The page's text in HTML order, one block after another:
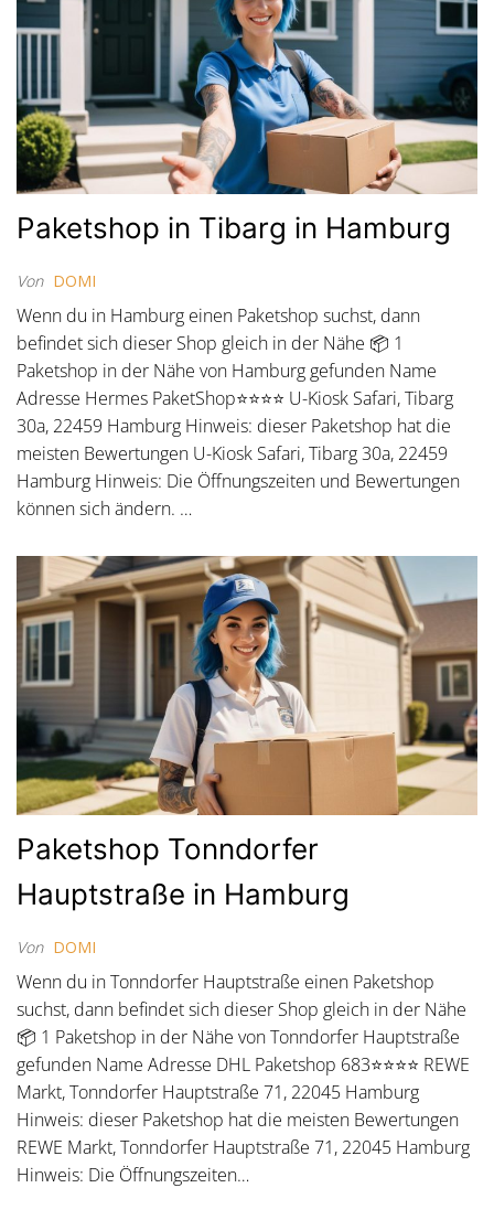
Paketshop in Tibarg in Hamburg
Von DOMI
Wenn du in Hamburg einen Paketshop suchst, dann
befindet sich dieser Shop gleich in der Nähe 📦 1
Paketshop in der Nähe von Hamburg gefunden Name
Adresse Hermes PaketShop⭐⭐⭐⭐ U-Kiosk Safari, Tibarg
30a, 22459 Hamburg Hinweis: dieser Paketshop hat die
meisten Bewertungen U-Kiosk Safari, Tibarg 30a, 22459
Hamburg Hinweis: Die Öffnungszeiten und Bewertungen
können sich ändern. …
Paketshop Tonndorfer
Hauptstraße in Hamburg
Von DOMI
Wenn du in Tonndorfer Hauptstraße einen Paketshop
suchst, dann befindet sich dieser Shop gleich in der Nähe
📦 1 Paketshop in der Nähe von Tonndorfer Hauptstraße
gefunden Name Adresse DHL Paketshop 683⭐⭐⭐⭐ REWE
Markt, Tonndorfer Hauptstraße 71, 22045 Hamburg
Hinweis: dieser Paketshop hat die meisten Bewertungen
REWE Markt, Tonndorfer Hauptstraße 71, 22045 Hamburg
Hinweis: Die Öffnungszeiten…